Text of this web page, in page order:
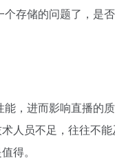
存储的问题了，是
，进而影响直播的
人员不足，往往不
得。